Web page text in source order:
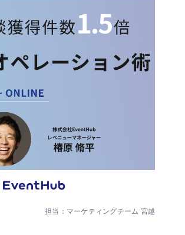
担当：マーケティングチーム 宮越